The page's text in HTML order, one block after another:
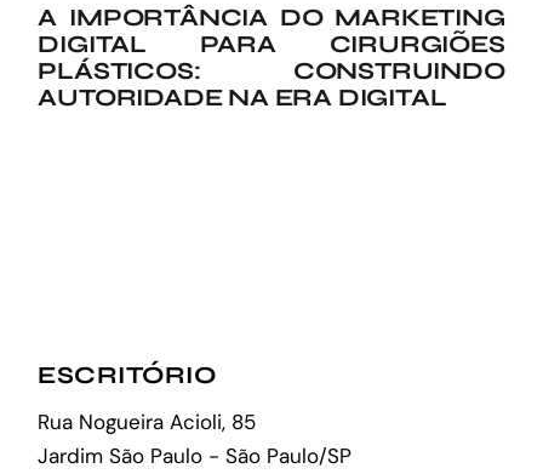
A IMPORTÂNCIA DO MARKETING
DIGITAL PARA CIRURGIÕES
PLÁSTICOS: CONSTRUINDO
AUTORIDADE NA ERA DIGITAL
ESCRITÓRIO
Rua Nogueira Acioli, 85
Jardim São Paulo - São Paulo/SP